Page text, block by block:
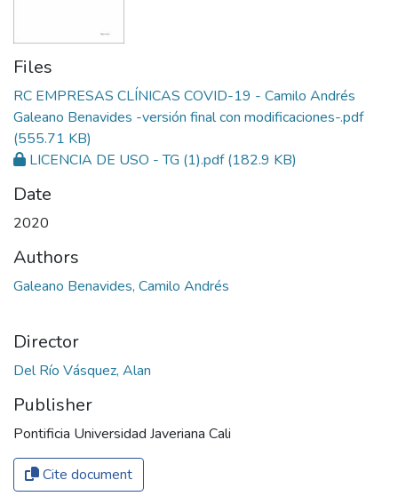
Files
RC EMPRESAS CLÍNICAS COVID-19 - Camilo Andrés
Galeano Benavides -versión final con modificaciones-.pdf
(555.71 KB)
LICENCIA DE USO - TG (1).pdf(182.9 KB)
Date
2020
Authors
Galeano Benavides, Camilo Andrés
Director
Del Río Vásquez, Alan
Publisher
Pontificia Universidad Javeriana Cali
Cite document